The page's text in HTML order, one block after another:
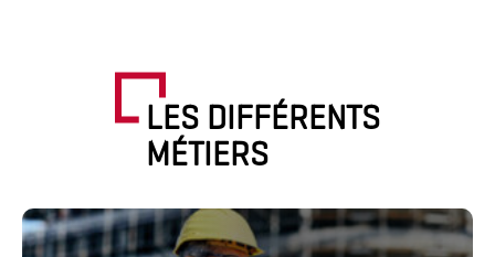
LES DIFFÉRENTS
MÉTIERS